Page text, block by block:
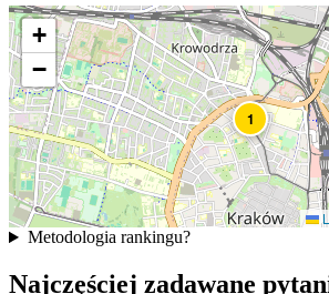
1
+
−
Metodologia rankingu?
Najczęściej zadawane